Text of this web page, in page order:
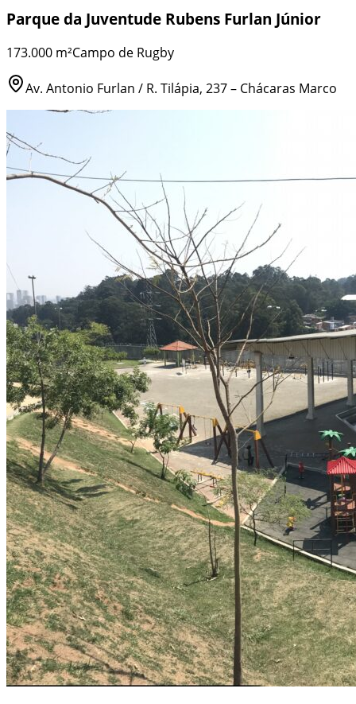
Parque da Juventude Rubens Furlan Júnior
173.000 m²Campo de Rugby
Av. Antonio Furlan / R. Tilápia, 237 – Chácaras Marco